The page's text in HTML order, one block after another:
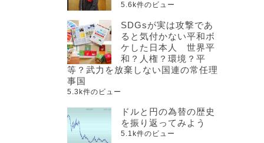
5.6k件のビュー
SDGsが実は攻撃であ
ると気付かない平和ボ
ケした日本人 世界平
和？人権？環境？平
等？武力を放棄しない国連の常任理
事国
5.3k件のビュー
ドルと円の為替の歴史
を振り返ってみよう
5.1k件のビュー